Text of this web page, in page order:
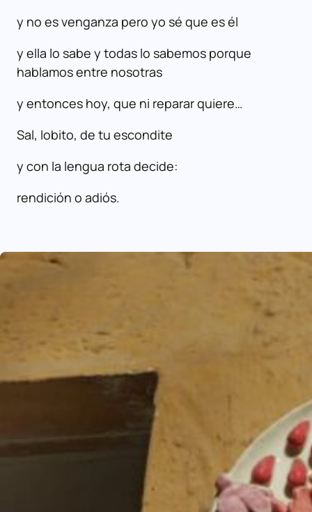
y no es venganza pero yo sé que es él
y ella lo sabe y todas lo sabemos porque
hablamos entre nosotras
y entonces hoy, que ni reparar quiere…
Sal, lobito, de tu escondite
y con la lengua rota decide:
rendición o adiós.